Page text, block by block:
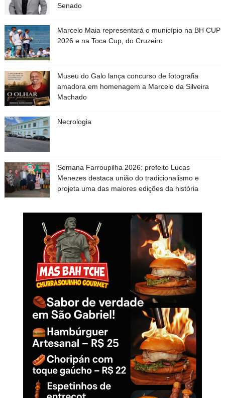
Senado
Marcelo Maia representará o município na BH CUP
2026 e na Toca Cup, do Cruzeiro
Museu do Galo lança concurso de fotografia
amadora em homenagem a Marcelo da Silveira
Machado
Necrologia
Semana Farroupilha 2026: prefeito Lucas
Menezes destaca união do tradicionalismo e
projeta uma das maiores edições da história